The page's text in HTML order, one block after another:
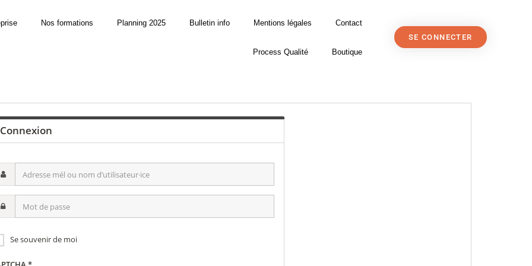
Nos formations Planning 2025 Bulletin info Mentions légales Contact
Process Qualité Boutique
SE CONNECTER
Se souvenir de moi